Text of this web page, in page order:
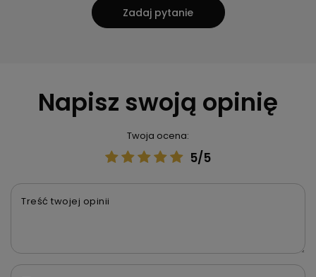
Zadaj pytanie
Napisz swoją opinię
Twoja ocena:
5/5
Treść twojej opinii